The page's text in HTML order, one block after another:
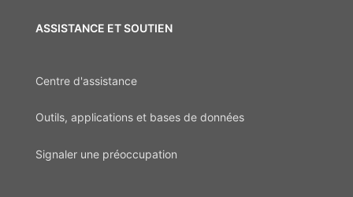
ASSISTANCE ET SOUTIEN
Centre d'assistance
Outils, applications et bases de données
Signaler une préoccupation